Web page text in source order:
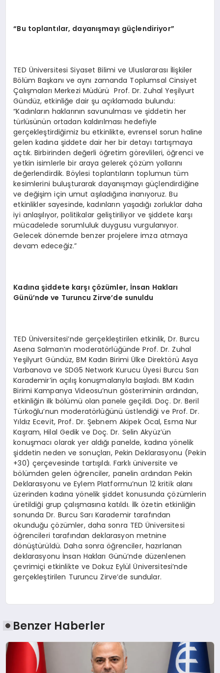
“Bu toplantılar, dayanışmayı güçlendiriyor”
TED Üniversitesi Siyaset Bilimi ve Uluslararası İlişkiler
Bölüm Başkanı ve aynı zamanda Toplumsal Cinsiyet
Çalışmaları Merkezi Müdürü Prof. Dr. Zuhal Yeşilyurt
Gündüz, etkinliğe dair şu açıklamada bulundu:
“Kadınların haklarının savunulması ve şiddetin her
türlüsünün ortadan kaldırılması hedefiyle
gerçekleştirdiğimiz bu etkinlikte, evrensel sorun haline
gelen kadına şiddete dair her bir detayı tartışmaya
açtık. Birbirinden değerli öğretim görevlileri, öğrenci ve
yetkin isimlerle bir araya gelerek çözüm yollarını
değerlendirdik. Böylesi toplantıların toplumun tüm
kesimlerini buluşturarak dayanışmayı güçlendirdiğine
ve değişim için umut aşıladığına inanıyoruz. Bu
etkinlikler sayesinde, kadınların yaşadığı zorluklar daha
iyi anlaşılıyor, politikalar geliştiriliyor ve şiddete karşı
mücadelede sorumluluk duygusu vurgulanıyor.
Gelecek dönemde benzer projelere imza atmaya
devam edeceğiz.”
Kadına şiddete karşı çözümler, İnsan Hakları
Günü’nde ve Turuncu Zirve’de sunuldu
TED Üniversitesi’nde gerçekleştirilen etkinlik, Dr. Burcu
Asena Salman’ın moderatörlüğünde Prof. Dr. Zuhal
Yeşilyurt Gündüz, BM Kadın Birimi Ülke Direktörü Asya
Varbanova ve SDG5 Network Kurucu Üyesi Burcu Sarı
Karademir’in açılış konuşmalarıyla başladı. BM Kadın
Birimi Kampanya Videosu’nun gösteriminin ardından,
etkinliğin ilk bölümü olan panele geçildi. Doç. Dr. Beril
Türkoğlu’nun moderatörlüğünü üstlendiği ve Prof. Dr.
Yıldız Ecevit, Prof. Dr. Şebnem Akipek Öcal, Esma Nur
Kaşram, Hilal Gedik ve Doç. Dr. Selin Akyüz’ün
konuşmacı olarak yer aldığı panelde, kadına yönelik
şiddetin neden ve sonuçları, Pekin Deklarasyonu (Pekin
+30) çerçevesinde tartışıldı. Farklı üniversite ve
bölümden gelen öğrenciler, panelin ardından Pekin
Deklarasyonu ve Eylem Platformu’nun 12 kritik alanı
üzerinden kadına yönelik şiddet konusunda çözümlerin
üretildiği grup çalışmasına katıldı. İlk özetin etkinliğin
sonunda Dr. Burcu Sarı Karademir tarafından
okunduğu çözümler, daha sonra TED Üniversitesi
öğrencileri tarafından deklarasyon metnine
dönüştürüldü. Daha sonra öğrenciler, hazırlanan
deklarasyonu İnsan Hakları Günü’nde düzenlenen
çevrimiçi etkinlikte ve Dokuz Eylül Üniversitesi’nde
gerçekleştirilen Turuncu Zirve’de sundular.
Benzer Haberler